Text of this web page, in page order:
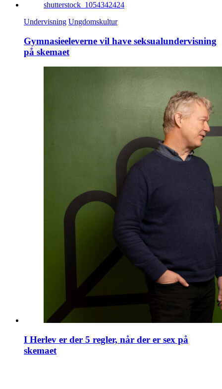
Undervisning Ungdomskultur
Gymnasieeleverne vil have seksualundervisning
på skemaet
I Herlev er der 5 regler, når der er sex på
skemaet